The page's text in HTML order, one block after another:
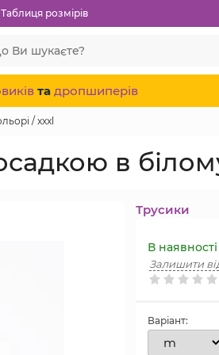
Таблиця розмірів
та дропшиперів
/ xxxl
в
Трусики
Залишити
В наявності
Варіант: